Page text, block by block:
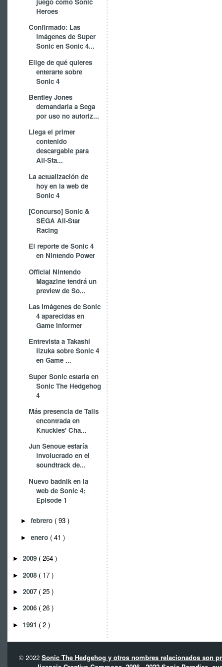
Heroes
Confirmado: Las
imágenes de Super
Sonic en Sonic 4...
Elige de qué quieres
enterarte sobre
Sonic 4
Bentley Jones
demandaría a Sega
por uso no autoriz...
Llega el primer
contenido
descargable para
All-Sta...
La actualización de
hoy en la web de
Sonic 4
[Concurso] Sonic &
SEGA All-Star
Racing
El reporte de Sonic 4
en Nintendo Power
Official Nintendo
Magazine tendrá un
preview de So...
Las imágenes de Sonic
4 aparecidas en
Game Informer
Entrevista a Takashi
Iizuka sobre Sonic 4
en Game ...
Super Sonic estaría en
Sonic The Hedgehog
4
Más presencia de Tails
encontrada en
Knuckles' Cha...
Jun Senoue estaría
involucrado en el
soundtrack de...
Nuevo badnik en la
web de Sonic 4:
Episode 1
► febrero ( 93 )
► enero ( 41 )
► 2009 ( 264 )
► 2008 ( 17 )
► 2007 ( 25 )
► 2006 ( 26 )
► 1991 ( 2 )
© 2022 Sonic The Hedgehog y otros nombres relacionados son